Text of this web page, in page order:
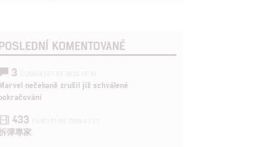
KOMENTOVANÉ
3
nečekaně zrušil již schválené
433
彈專家